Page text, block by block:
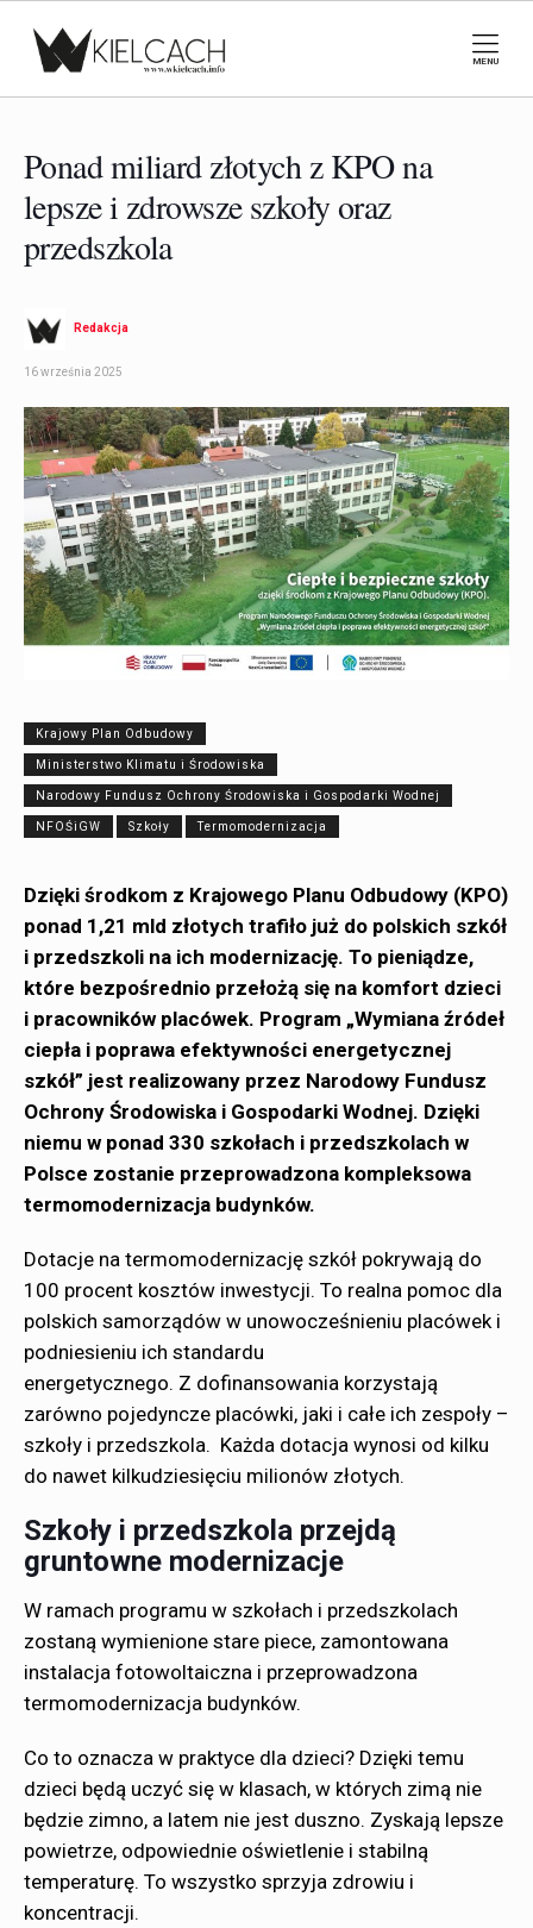
MENU
Ponad miliard złotych z KPO na
lepsze i zdrowsze szkoły oraz
przedszkola
Redakcja
16 września 2025
Krajowy Plan Odbudowy
Ministerstwo Klimatu i Środowiska
Narodowy Fundusz Ochrony Środowiska i Gospodarki Wodnej
NFOŚiGW Szkoły Termomodernizacja
Dzięki środkom z Krajowego Planu Odbudowy (KPO)
ponad 1,21 mld złotych trafiło już do polskich szkół
i przedszkoli na ich modernizację. To pieniądze,
które bezpośrednio przełożą się na komfort dzieci
i pracowników placówek. Program „Wymiana źródeł
ciepła i poprawa efektywności energetycznej
szkół” jest realizowany przez Narodowy Fundusz
Ochrony Środowiska i Gospodarki Wodnej. Dzięki
niemu w ponad 330 szkołach i przedszkolach w
Polsce zostanie przeprowadzona kompleksowa
termomodernizacja budynków.
Dotacje na termomodernizację szkół pokrywają do
100 procent kosztów inwestycji. To realna pomoc dla
polskich samorządów w unowocześnieniu placówek i
podniesieniu ich standardu
energetycznego. Z dofinansowania korzystają
zarówno pojedyncze placówki, jaki i całe ich zespoły –
szkoły i przedszkola. Każda dotacja wynosi od kilku
do nawet kilkudziesięciu milionów złotych.
Szkoły i przedszkola przejdą
gruntowne modernizacje
W ramach programu w szkołach i przedszkolach
zostaną wymienione stare piece, zamontowana
instalacja fotowoltaiczna i przeprowadzona
termomodernizacja budynków.
Co to oznacza w praktyce dla dzieci? Dzięki temu
dzieci będą uczyć się w klasach, w których zimą nie
będzie zimno, a latem nie jest duszno. Zyskają lepsze
powietrze, odpowiednie oświetlenie i stabilną
temperaturę. To wszystko sprzyja zdrowiu i
koncentracji.